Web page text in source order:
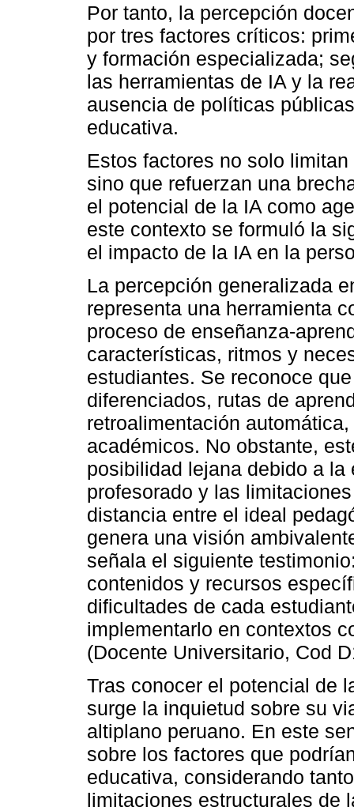
Por tanto, la percepción
por tres factores críticos:
y formación especializada;
las herramientas de IA y la
ausencia de políticas
educativa.
Estos factores no solo
sino que refuerzan una
el potencial de la IA como
este contexto se formuló la
el impacto de la IA en la
La percepción generalizada
representa una herramienta
proceso de enseñanza-
características, ritmos y
estudiantes. Se reconoce
diferenciados, rutas de
retroalimentación
académicos. No obstante,
posibilidad lejana debido a
profesorado y las
distancia entre el ideal
genera una visión
señala el siguiente
contenidos y recursos
dificultades de cada
implementarlo en contextos
(Docente Universitario, Cod
Tras conocer el potencial de
surge la inquietud sobre su
altiplano peruano. En este
sobre los factores que
educativa, considerando
limitaciones estructurales de